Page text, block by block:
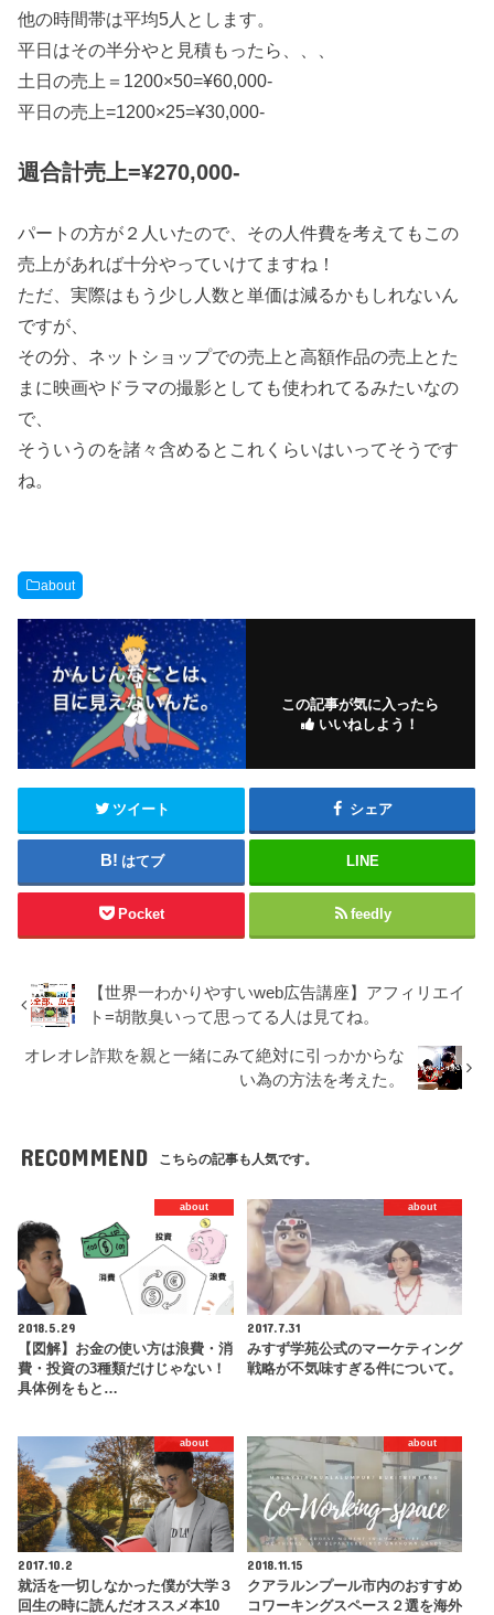
他の時間帯は平均5人とします。
平日はその半分やと見積もったら、、、
土日の売上＝1200×50=¥60,000-
平日の売上=1200×25=¥30,000-
週合計売上=¥270,000-
パートの方が２人いたので、その人件費を考えてもこの
売上があれば十分やっていけてますね！
ただ、実際はもう少し人数と単価は減るかもしれないん
ですが、
その分、ネットショップでの売上と高額作品の売上とた
まに映画やドラマの撮影としても使われてるみたいなの
で、
そういうのを諸々含めるとこれくらいはいってそうです
ね。
about
この記事が気に入ったら
いいねしよう！
ツイート シェア
はてブ LINE
Pocket feedly
【世界一わかりやすいweb広告講座】アフィリエイ
ト=胡散臭いって思ってる人は見てね。
オレオレ詐欺を親と一緒にみて絶対に引っかからな
い為の方法を考えた。
RECOMMEND こちらの記事も人気です。
about
2018.5.29
【図解】お金の使い方は浪費・消
費・投資の3種類だけじゃない！
具体例をもと…
about
2017.7.31
みすず学苑公式のマーケティング
戦略が不気味すぎる件について。
about
2017.10.2
就活を一切しなかった僕が大学３
回生の時に読んだオススメ本10
about
2018.11.15
クアラルンプール市内のおすすめ
コワーキングスペース２選を海外